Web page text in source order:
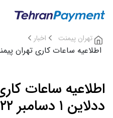
تهران پیمنت اخبار
اطلاعیه ساعات کاری تهران پیمنت در
اطلاعیه ساعات
ددلاین ۱ دسامبر ۲۰۲۲